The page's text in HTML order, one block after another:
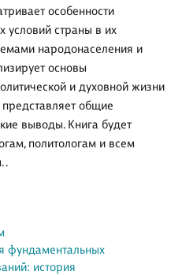
особенности
условий страны в их
народонаселения и
основы
и духовной жизни
представляет общие
выводы. Книга будет
политологам и всем
.
фундаментальных
история